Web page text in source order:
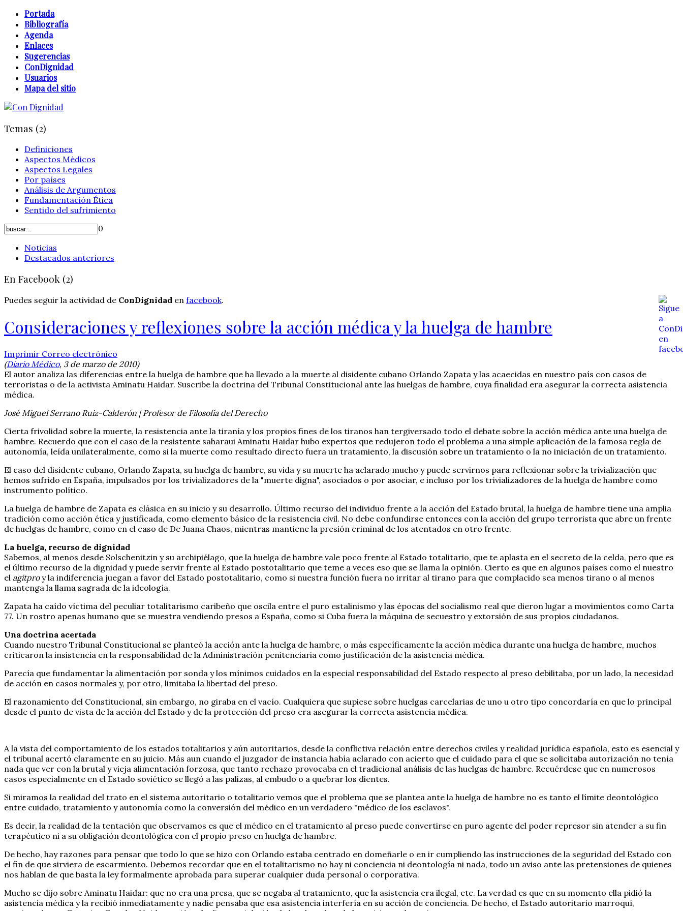
Portada
Bibliografía
Agenda
Enlaces
Sugerencias
ConDignidad
Usuarios
Mapa del sitio
Temas (2)
Definiciones
Aspectos Médicos
Aspectos Legales
Por países
Análisis de Argumentos
Fundamentación Ética
Sentido del sufrimiento
0
Noticias
Destacados anteriores
En Facebook (2)
Puedes seguir la actividad de ConDignidad en facebook.
Consideraciones y reflexiones sobre la acción médica y la huelga de hambre
Imprimir Correo electrónico
(Diario Médico, 3 de marzo de 2010)
El autor analiza las diferencias entre la huelga de hambre que ha llevado a la muerte al disidente cubano Orlando Zapata y las acaecidas en nuestro país con casos de
terroristas o de la activista Aminatu Haidar. Suscribe la doctrina del Tribunal Constitucional ante las huelgas de hambre, cuya finalidad era asegurar la correcta asistencia
médica.
José Miguel Serrano Ruiz-Calderón | Profesor de Filosofía del Derecho
Cierta frivolidad sobre la muerte, la resistencia ante la tiranía y los propios fines de los tiranos han tergiversado todo el debate sobre la acción médica ante una huelga de
hambre. Recuerdo que con el caso de la resistente saharaui Aminatu Haidar hubo expertos que redujeron todo el problema a una simple aplicación de la famosa regla de
autonomía, leída unilateralmente, como si la muerte como resultado directo fuera un tratamiento, la discusión sobre un tratamiento o la no iniciación de un tratamiento.
El caso del disidente cubano, Orlando Zapata, su huelga de hambre, su vida y su muerte ha aclarado mucho y puede servirnos para reflexionar sobre la trivialización que
hemos sufrido en España, impulsados por los trivializadores de la "muerte digna", asociados o por asociar, e incluso por los trivializadores de la huelga de hambre como
instrumento político.
La huelga de hambre de Zapata es clásica en su inicio y su desarrollo. Último recurso del individuo frente a la acción del Estado brutal, la huelga de hambre tiene una amplia
tradición como acción ética y justificada, como elemento básico de la resistencia civil. No debe confundirse entonces con la acción del grupo terrorista que abre un frente
de huelgas de hambre, como en el caso de De Juana Chaos, mientras mantiene la presión criminal de los atentados en otro frente.
La huelga, recurso de dignidad
Sabemos, al menos desde Solschenitzin y su archipiélago, que la huelga de hambre vale poco frente al Estado totalitario, que te aplasta en el secreto de la celda, pero que es
el último recurso de la dignidad y puede servir frente al Estado postotalitario que teme a veces eso que se llama la opinión. Cierto es que en algunos países como el nuestro
el agitproy la indiferencia juegan a favor del Estado postotalitario, como si nuestra función fuera no irritar al tirano para que complacido sea menos tirano o al menos
mantenga la llama sagrada de la ideología.
Zapata ha caído víctima del peculiar totalitarismo caribeño que oscila entre el puro estalinismo y las épocas del socialismo real que dieron lugar a movimientos como Carta
77. Un rostro apenas humano que se muestra vendiendo presos a España, como si Cuba fuera la máquina de secuestro y extorsión de sus propios ciudadanos.
Una doctrina acertada
Cuando nuestro Tribunal Constitucional se planteó la acción ante la huelga de hambre, o más específicamente la acción médica durante una huelga de hambre, muchos
criticaron la insistencia en la responsabilidad de la Administración penitenciaria como justificación de la asistencia médica.
Parecía que fundamentar la alimentación por sonda y los mínimos cuidados en la especial responsabilidad del Estado respecto al preso debilitaba, por un lado, la necesidad
de acción en casos normales y, por otro, limitaba la libertad del preso.
El razonamiento del Constitucional, sin embargo, no giraba en el vacío. Cualquiera que supiese sobre huelgas carcelarias de uno u otro tipo concordaría en que lo principal
desde el punto de vista de la acción del Estado y de la protección del preso era asegurar la correcta asistencia médica.
A la vista del comportamiento de los estados totalitarios y aún autoritarios, desde la conflictiva relación entre derechos civiles y realidad jurídica española, esto es esencial y
el tribunal acertó claramente en su juicio. Más aun cuando el juzgador de instancia había aclarado con acierto que el cuidado para el que se solicitaba autorización no tenía
nada que ver con la brutal y vieja alimentación forzosa, que tanto rechazo provocaba en el tradicional análisis de las huelgas de hambre. Recuérdese que en numerosos
casos especialmente en el Estado soviético se llegó a las palizas, al embudo o a quebrar los dientes.
Si miramos la realidad del trato en el sistema autoritario o totalitario vemos que el problema que se plantea ante la huelga de hambre no es tanto el límite deontológico
entre cuidado, tratamiento y autonomía como la conversión del médico en un verdadero "médico de los esclavos".
Es decir, la realidad de la tentación que observamos es que el médico en el tratamiento al preso puede convertirse en puro agente del poder represor sin atender a su fin
terapéutico ni a su obligación deontológica con el propio preso en huelga de hambre.
De hecho, hay razones para pensar que todo lo que se hizo con Orlando estaba centrado en domeñarle o en ir cumpliendo las instrucciones de la seguridad del Estado con
el fin de que sirviera de escarmiento. Debemos recordar que en el totalitarismo no hay ni conciencia ni deontología ni nada, todo un aviso ante las pretensiones de quienes
nos hablan de que basta la ley formalmente aprobada para superar cualquier duda personal o corporativa.
Mucho se dijo sobre Aminatu Haidar: que no era una presa, que se negaba al tratamiento, que la asistencia era ilegal, etc. La verdad es que en su momento ella pidió la
asistencia médica y la recibió inmediatamente y nadie pensaba que esa asistencia interfería en su acción de conciencia. De hecho, el Estado autoritario marroquí,